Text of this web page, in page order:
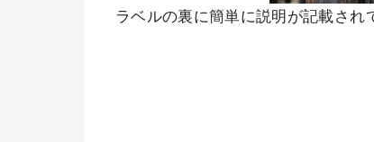
ラベルの裏に簡単に説明が記載され